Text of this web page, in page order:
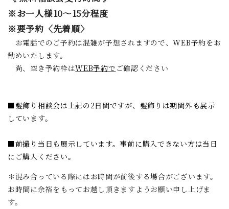
※お一人様10～15分程度
※要予約〈先着順〉
お電話でのご予約は混雑が予想されますので、WEB予約をお
勧めいたします。
尚、空き予約枠はWEB予約で ご確認ください
■髪飾り相談会は上記の2日間ですが、髪飾りは期間外も展示
しています。
■前撮り当日も展示しています。事前に購入できない方は当日
にご購入ください。
＊混み合っている際にはお時間が前後する場合がございます。
お時間に余裕をもってお越し頂きますようお願い申し上げま
す。